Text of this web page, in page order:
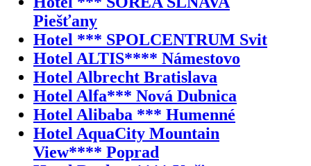
Piešťany
Hotel *** SPOLCENTRUM Svit
Hotel ALTIS**** Námestovo
Hotel Albrecht Bratislava
Hotel Alfa*** Nová Dubnica
Hotel Alibaba *** Humenné
Hotel AquaCity Mountain
View**** Poprad